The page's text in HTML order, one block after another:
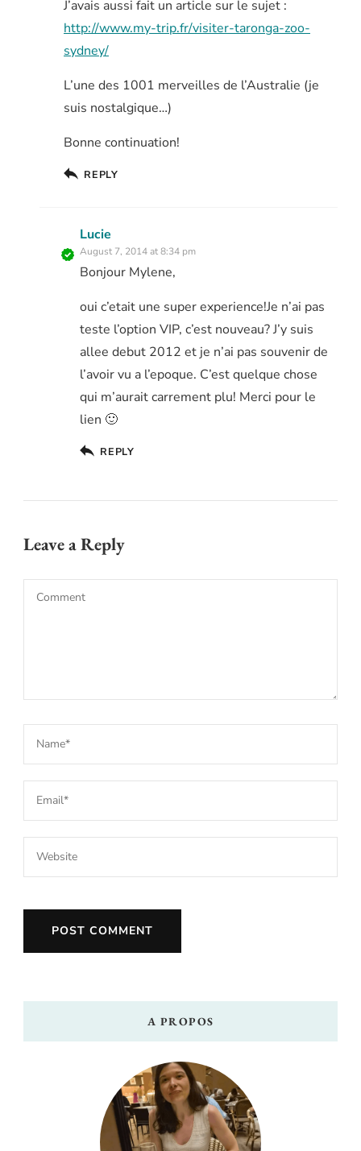
J’avais aussi fait un article sur le sujet :
http://www.my-trip.fr/visiter-taronga-zoo-
sydney/
L’une des 1001 merveilles de l’Australie (je
suis nostalgique…)
Bonne continuation!
REPLY
Lucie
August 7, 2014 at 8:34 pm
Bonjour Mylene,
oui c’etait une super experience!Je n’ai pas
teste l’option VIP, c’est nouveau? J’y suis
allee debut 2012 et je n’ai pas souvenir de
l’avoir vu a l’epoque. C’est quelque chose
qui m’aurait carrement plu! Merci pour le
lien 🙂
REPLY
Leave a Reply
A PROPOS